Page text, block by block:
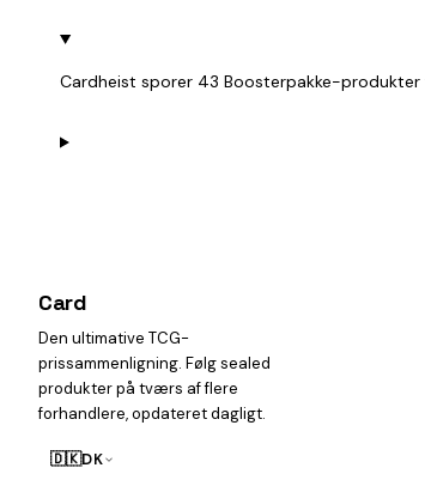
Cardheist sporer 43 Boosterpakke-
Card
Den ultimative TCG-
prissammenligning. Følg sealed
produkter på tværs af flere
forhandlere, opdateret dagligt.
🇩🇰DK